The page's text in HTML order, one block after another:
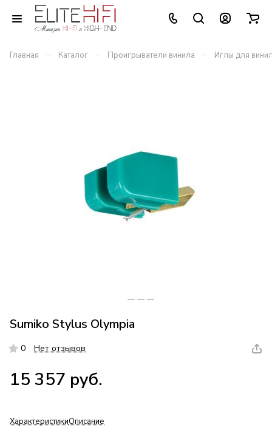
Главная – Каталог – Проигрыватели винила – Иглы для
Sumiko Stylus Olympia
0 Нет отзывов
15 357 руб.
ХарактеристикиОписание